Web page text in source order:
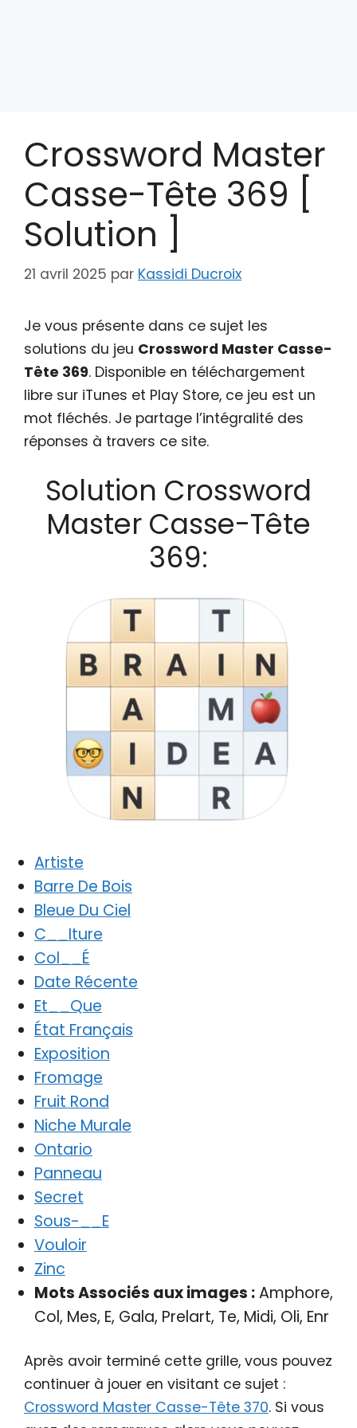
Crossword Master
Casse-Tête 369 [
Solution ]
21 avril 2025 par Kassidi Ducroix
Je vous présente dans ce sujet les
solutions du jeu Crossword Master Casse-
Tête 369. Disponible en téléchargement
libre sur iTunes et Play Store, ce jeu est un
mot fléchés. Je partage l’intégralité des
réponses à travers ce site.
Solution Crossword
Master Casse-Tête
369:
Artiste
Barre De Bois
Bleue Du Ciel
C__Iture
Col__É
Date Récente
Et__Que
État Français
Exposition
Fromage
Fruit Rond
Niche Murale
Ontario
Panneau
Secret
Sous-__E
Vouloir
Zinc
Mots Associés aux images :Amphore,
Col, Mes, E, Gala, Prelart, Te, Midi, Oli, Enr
Après avoir terminé cette grille, vous pouvez
continuer à jouer en visitant ce sujet :
Crossword Master Casse-Tête 370. Si vous